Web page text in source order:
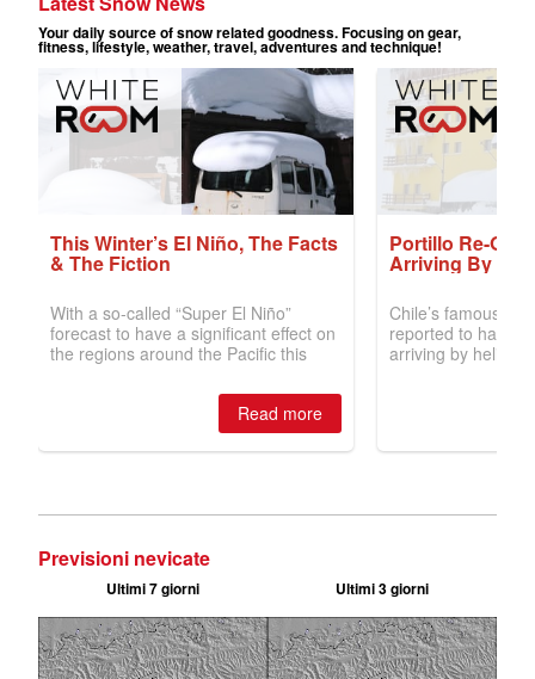
Previsioni nevicate
Ultimi 7 giorni Ultimi 3 giorni